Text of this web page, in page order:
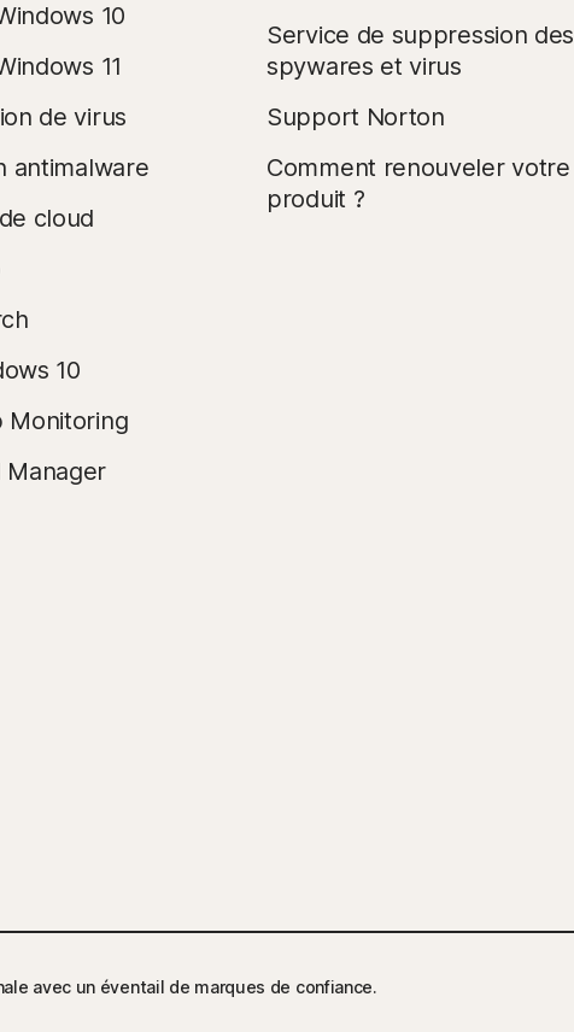
10
11
de virus
antimalware
cloud
10
Monitoring
Manager
Service de suppression des
spywares et virus
Support Norton
Comment renouveler votre
produit ?
avec un éventail de marques de confiance.​